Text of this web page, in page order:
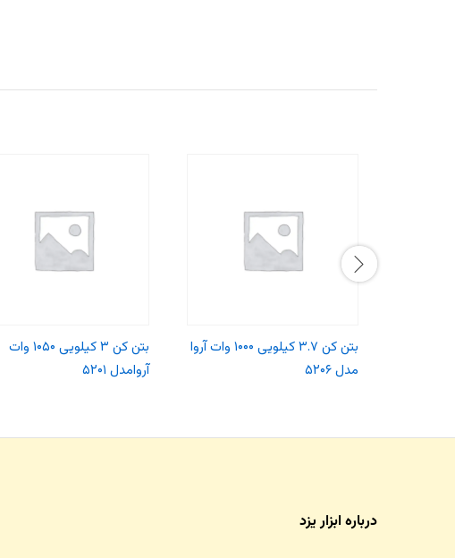
بتن کن ۳.۷ کیلویی ۱۰۰۰ وات آروا
مدل ۵۲۰۶
بتن کن ۳ کیلویی ۱۰۵۰ وات
آروامدل ۵۲۰۱
درباره ابزار یزد